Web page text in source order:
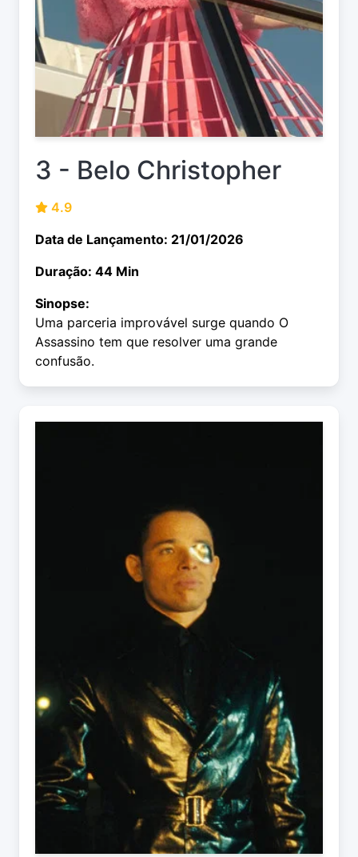
3 - Belo Christopher
4.9
Data de Lançamento: 21/01/2026
Duração: 44 Min
Sinopse:
Uma parceria improvável surge quando O
Assassino tem que resolver uma grande
confusão.